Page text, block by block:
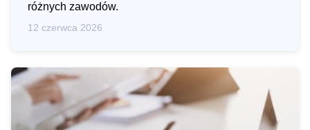
różnych zawodów.
12 czerwca 2026